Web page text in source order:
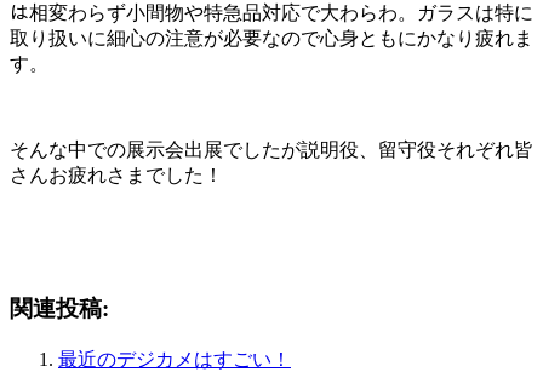
は相変わらず小間物や特急品対応で大わらわ。ガラスは特に
取り扱いに細心の注意が必要なので心身ともにかなり疲れま
す。
そんな中での展示会出展でしたが説明役、留守役それぞれ皆
さんお疲れさまでした！
関連投稿:
最近のデジカメはすごい！